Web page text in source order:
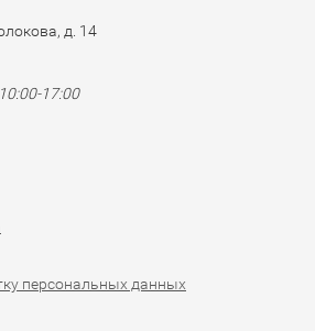
д. 14
17:00
персональных данных